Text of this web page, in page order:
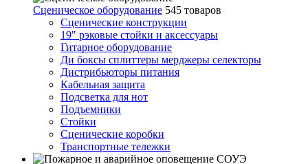
Сценическое оборудование 545 товаров
Сценические конструкции
19" рэковые стойки и аксесcуары
Гитарное оборудование
Ди боксы сплиттеры мерджеры селекторы
Дистрибьюторы питания
Кабельная защита
Подсветка для нот
Подъемники
Стойки
Сценические коробки
Транспортные тележки